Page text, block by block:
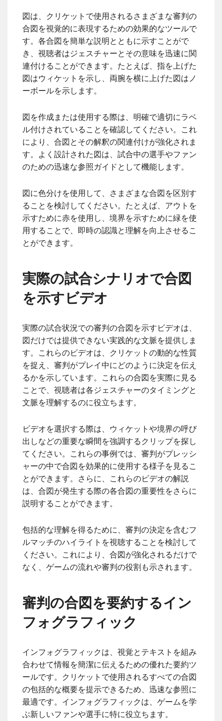
図は、クリケットで使用されるさまざまな審判の
合図を視覚的に表現するための効果的なツールで
す。各合図を簡単な説明とともに示すことがで
き、視聴者はジェスチャーとその意味を迅速に関
連付けることができます。たとえば、指を上げた
図はウィケットを示し、両腕を横に上げた図はノ
ーボールを示します。
図を作成または使用する際は、明確で適切にラベ
ル付けされていることを確認してください。これ
により、合図とその解釈の関連付けが強化されま
す。よく設計された図は、試合中の選手やファン
のための迅速な参照ガイドとして機能します。
図に色分けを使用して、さまざまな合図を区別す
ることを検討してください。たとえば、アウトを
示すために赤を使用し、境界を示すために緑を使
用することで、即時の認識と理解を向上させるこ
とができます。
実際の試合シナリオで合図
を示すビデオ
実際の試合状況での審判の合図を示すビデオは、
図だけでは提供できない実践的な文脈を提供しま
す。これらのビデオは、クリケットの動的な性質
を捉え、審判がプレイ中にどのように決定を伝え
るかを示しています。これらの合図を実際に見る
ことで、視聴者は各ジェスチャーのタイミングと
文脈を理解するのに役立ちます。
ビデオを選択する際は、ウィケットや境界の呼び
出しなどの重要な瞬間を強調するクリップを探し
てください。これらの事例では、審判がプレッシ
ャーの中で合図を効果的に使用する様子を見るこ
とができます。さらに、これらのビデオの解説
は、合図が発生する際の各合図の重要性をさらに
説明することができます。
包括的な理解を得るために、審判の決定を含むフ
ルマッチのハイライトを視聴することを検討して
ください。これにより、合図が強化されるだけで
なく、ゲームの流れや審判の役割も示されます。
審判の合図を要約するイン
フォグラフィック
インフォグラフィックは、視覚とテキストを組み
合わせて情報を簡潔に伝えるための優れた要約ツ
ールです。クリケットで使用されるすべての合図
の包括的な概要を提示できるため、迅速な参照に
最適です。インフォグラフィックは、ゲームを学
ぶ新しいファンや選手に特に役立ちます。